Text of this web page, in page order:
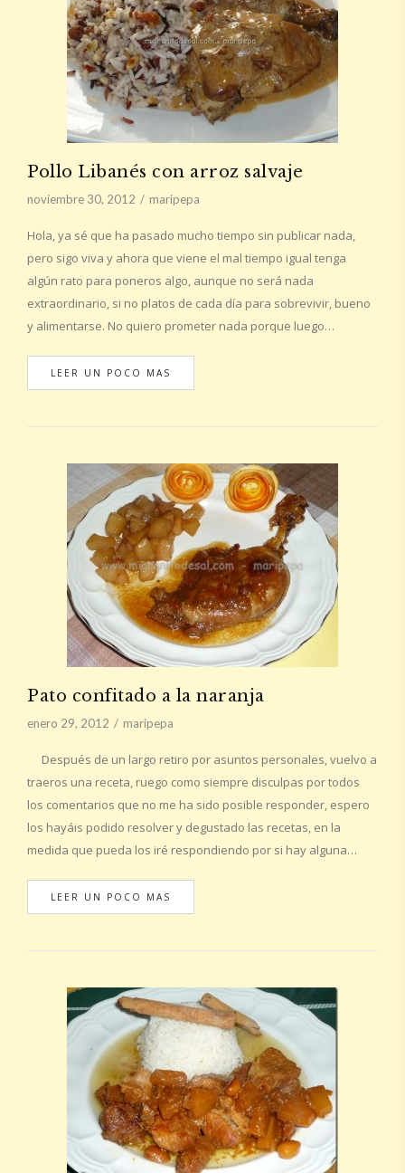
Pollo Libanés con arroz salvaje
noviembre 30, 2012 maripepa
Hola, ya sé que ha pasado mucho tiempo sin publicar nada,
pero sigo viva y ahora que viene el mal tiempo igual tenga
algún rato para poneros algo, aunque no será nada
extraordinario, si no platos de cada día para sobrevivir, bueno
y alimentarse. No quiero prometer nada porque luego…
LEER UN POCO MAS
Pato confitado a la naranja
enero 29, 2012 maripepa
Después de un largo retiro por asuntos personales, vuelvo a
traeros una receta, ruego como siempre disculpas por todos
los comentarios que no me ha sido posible responder, espero
los hayáis podido resolver y degustado las recetas, en la
medida que pueda los iré respondiendo por si hay alguna…
LEER UN POCO MAS